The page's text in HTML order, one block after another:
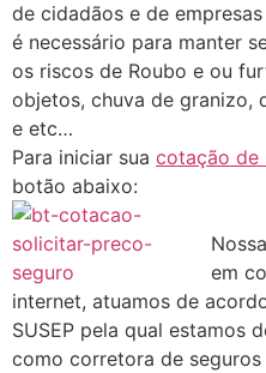
de cidadãos e de
é necessário para manter
os riscos de Roubo e ou
objetos, chuva de granizo,
e etc…
Para iniciar sua cotação de
botão abaixo:
em
internet, atuamos de
SUSEP pela qual estamos
como corretora de